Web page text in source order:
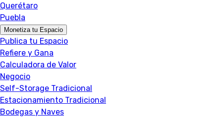
Querétaro
Puebla
Monetiza tu Espacio
Publica tu Espacio
Refiere y Gana
Calculadora de Valor
Negocio
Self-Storage Tradicional
Estacionamiento Tradicional
Bodegas y Naves